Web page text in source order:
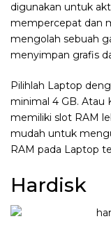
digunakan untuk
mempercepat dan
mengolah sebuah
menyimpan grafis
Pilihlah Laptop
minimal 4 GB. Atau
memiliki slot RAM
mudah untuk
RAM pada Laptop
Hardisk